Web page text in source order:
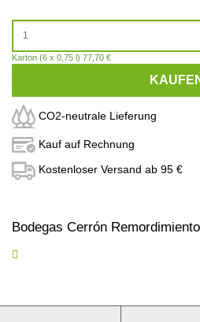
Karton (6 x 0,75 l) 77,70 €
CO2-neutrale Lieferung
Kauf auf Rechnung
Kostenloser Versand ab 95 €
Bodegas Cerrón
Auf festem Kalkboden wächst der für